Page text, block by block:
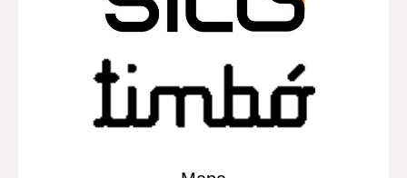
De interés